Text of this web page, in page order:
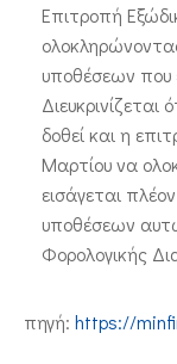
Επιτροπή
υποθέσεων που
δοθεί και η
Μαρτίου να
εισάγεται
υποθέσεων
Φορολογικής
πηγή: https://